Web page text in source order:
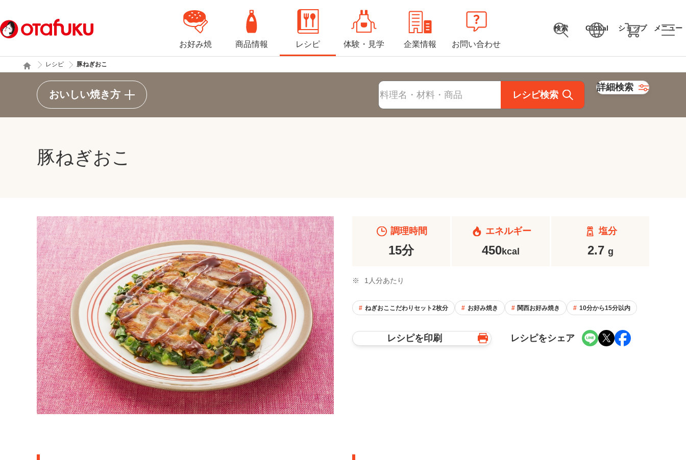
お好み焼 商品情報 レシピ 体験・見学 企業情報 お問い合わせ
検索 Global ショップ メニュー
レシピ 豚ねぎおこ
おいしい焼き方 レシピ検索
詳細検索
豚ねぎおこ
調理時間
15分
エネルギー
450kcal
塩分
2.7 g
※ 1人分あたり
ねぎおここだわりセット2枚分 お好み焼き 関西お好み焼き 10分から15分以内
レシピを印刷 レシピをシェア